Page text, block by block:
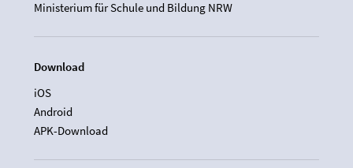
Ministerium für Schule und Bildung NRW
Download
iOS
Android
APK-Download